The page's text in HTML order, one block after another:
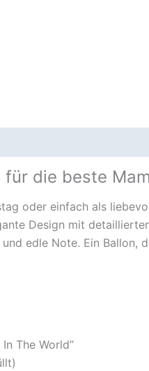
für die beste
oder einfach als
Design mit
edle Note. Ein Ballon,
The World”